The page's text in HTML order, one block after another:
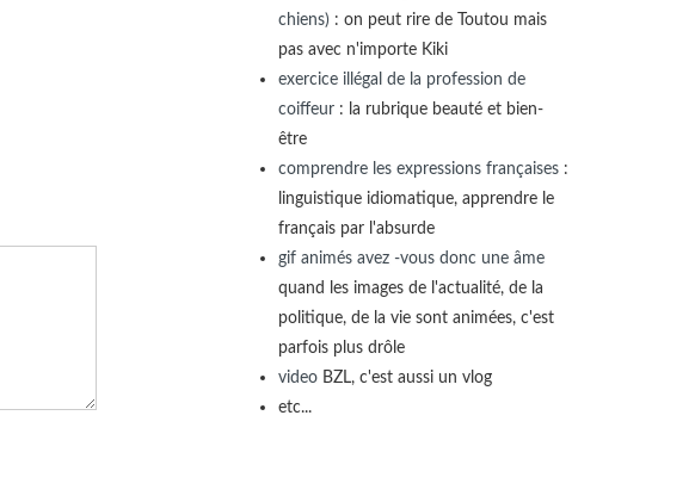
chiens) : on peut rire de Toutou mais
pas avec n'importe Kiki
exercice illégal de la profession de
coiffeur : la rubrique beauté et bien-
être
comprendre les expressions françaises :
linguistique idiomatique, apprendre le
français par l'absurde
gif animés avez -vous donc une âme
quand les images de l'actualité, de la
politique, de la vie sont animées, c'est
parfois plus drôle
video BZL, c'est aussi un vlog
etc...